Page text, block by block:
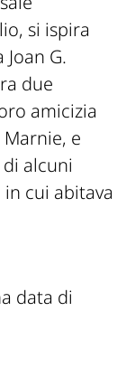
si ispira
G.
due
amicizia
e
alcuni
cui abitava
data di